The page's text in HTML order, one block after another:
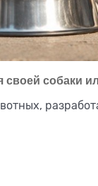
своей собаки